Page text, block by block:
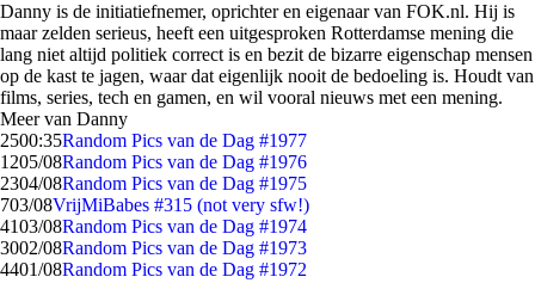
Danny is de initiatiefnemer, oprichter en eigenaar van FOK.nl. Hij is
maar zelden serieus, heeft een uitgesproken Rotterdamse mening die
lang niet altijd politiek correct is en bezit de bizarre eigenschap mensen
op de kast te jagen, waar dat eigenlijk nooit de bedoeling is. Houdt van
films, series, tech en gamen, en wil vooral nieuws met een mening.
Meer van Danny
2500:35Random Pics van de Dag #1977
1205/08Random Pics van de Dag #1976
2304/08Random Pics van de Dag #1975
703/08VrijMiBabes #315 (not very sfw!)
4103/08Random Pics van de Dag #1974
3002/08Random Pics van de Dag #1973
4401/08Random Pics van de Dag #1972